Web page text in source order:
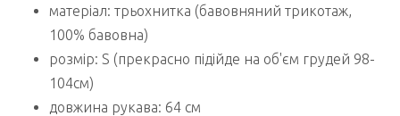
матеріал: трьохнитка (бавовняний трикотаж,
100% бавовна)
розмір: S (прекрасно підійде на об'єм грудей 98-
104см)
довжина рукава: 64 см